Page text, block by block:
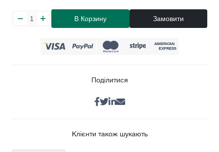
В Корзину Замовити
Поділитися
Клієнти також шукають